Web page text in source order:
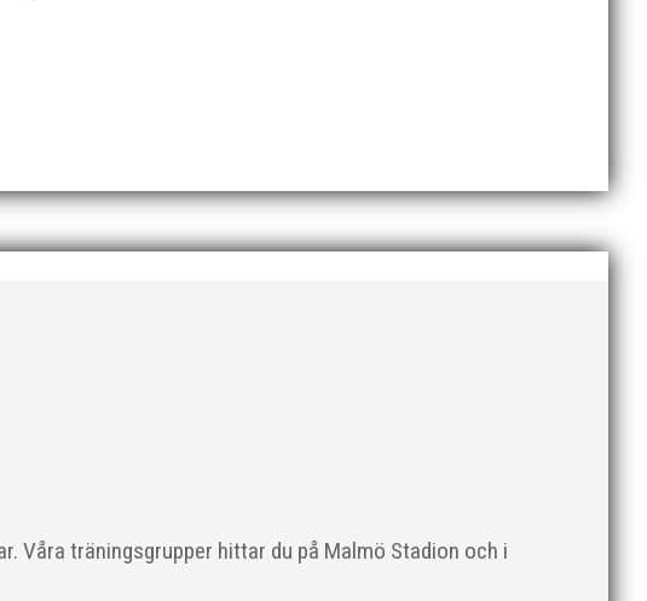
Våra träningsgrupper hittar du på Malmö Stadion och i
Thomas Leandersson